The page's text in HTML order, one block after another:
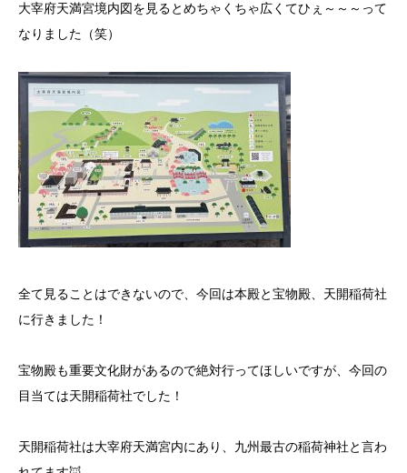
大宰府天満宮境内図を見るとめちゃくちゃ広くてひぇ～～～って
なりました（笑）
全て見ることはできないので、今回は本殿と宝物殿、天開稲荷社
に行きました！
宝物殿も重要文化財があるので絶対行ってほしいですが、今回の
目当ては天開稲荷社でした！
天開稲荷社は大宰府天満宮内にあり、九州最古の稲荷神社と言わ